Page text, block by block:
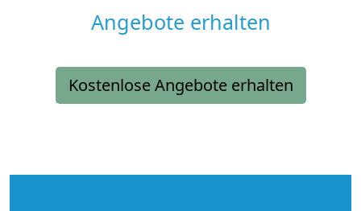
Angebote erhalten
Kostenlose Angebote erhalten